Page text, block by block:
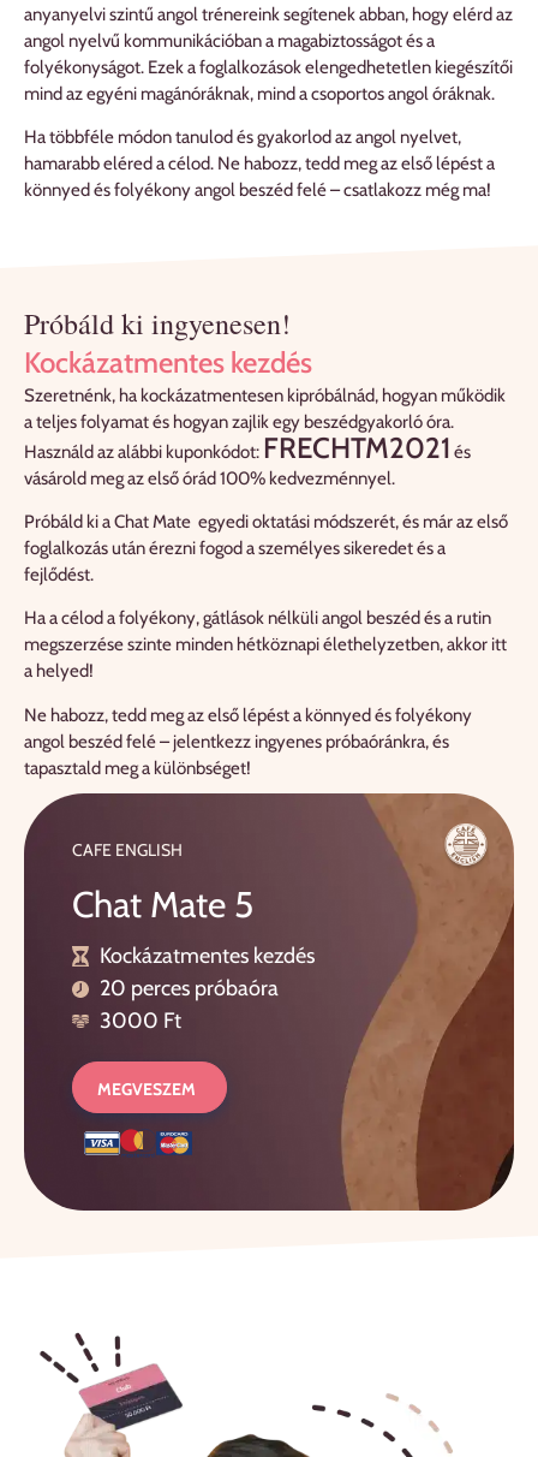
anyanyelvi szintű angol trénereink segítenek abban, hogy elérd az
angol nyelvű kommunikációban a magabiztosságot és a
folyékonyságot. Ezek a foglalkozások elengedhetetlen kiegészítői
mind az egyéni magánóráknak, mind a csoportos angol óráknak.
Ha többféle módon tanulod és gyakorlod az angol nyelvet,
hamarabb eléred a célod. Ne habozz, tedd meg az első lépést a
könnyed és folyékony angol beszéd felé – csatlakozz még ma!
Próbáld ki ingyenesen!
Kockázatmentes kezdés
Szeretnénk, ha kockázatmentesen kipróbálnád, hogyan működik
a teljes folyamat és hogyan zajlik egy beszédgyakorló óra.
Használd az alábbi kuponkódot: FRECHTM2021 és
vásárold meg az első órád 100% kedvezménnyel.
Próbáld ki a Chat Mate egyedi oktatási módszerét, és már az első
foglalkozás után érezni fogod a személyes sikeredet és a
fejlődést.
Ha a célod a folyékony, gátlások nélküli angol beszéd és a rutin
megszerzése szinte minden hétköznapi élethelyzetben, akkor itt
a helyed!
Ne habozz, tedd meg az első lépést a könnyed és folyékony
angol beszéd felé – jelentkezz ingyenes próbaóránkra, és
tapasztald meg a különbséget!
CAFE ENGLISH
Chat Mate 5
Kockázatmentes kezdés
20 perces próbaóra
3000 Ft
MEGVESZEM